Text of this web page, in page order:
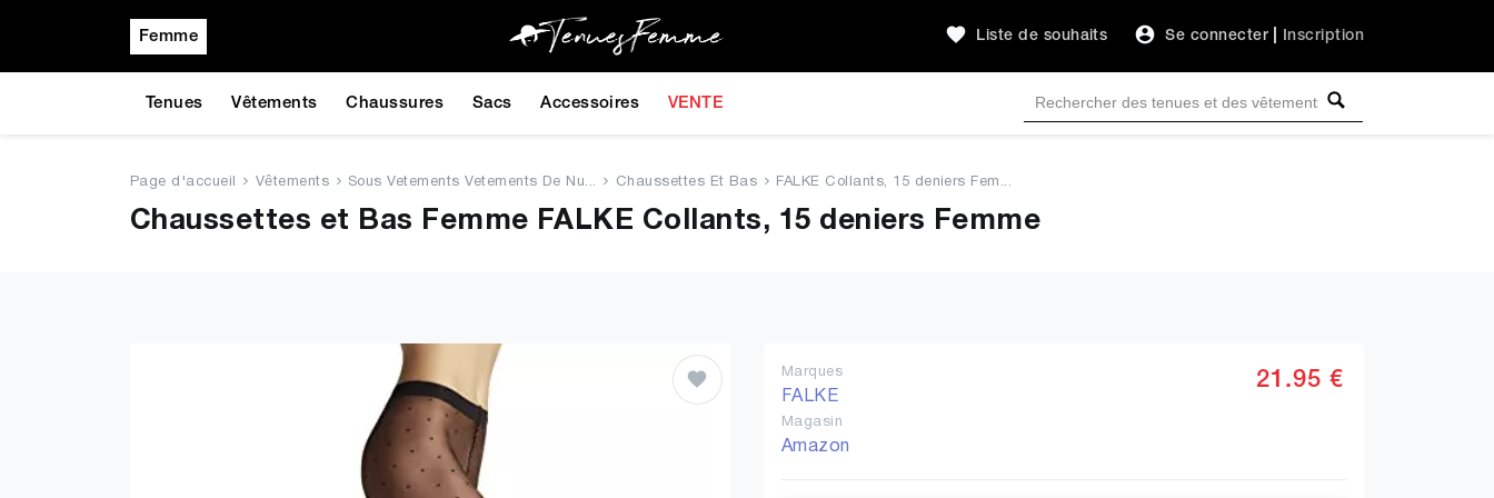
Femme Liste de souhaits Se connecter Inscription
Tenues Vêtements Chaussures Sacs Accessoires VENTE
Page d'accueil Vêtements Sous Vetements Vetements De Nu... Chaussettes Et Bas FALKE Collants, 15 deniers Fem...
Chaussettes et Bas Femme FALKE Collants, 15 deniers Femme
Marques
FALKE
Magasin
Amazon
21.95 €